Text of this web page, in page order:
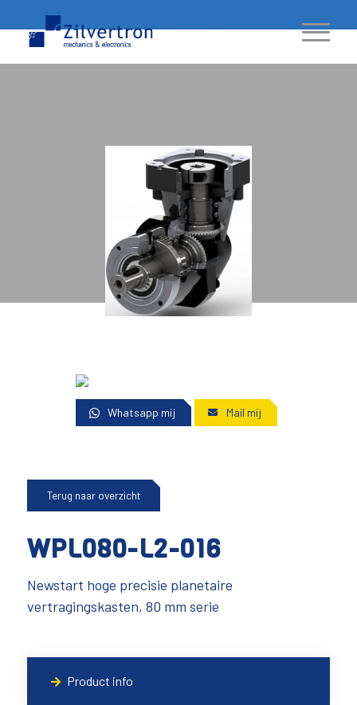
Whatsapp mij Mail mij
Terug naar overzicht
WPL080-L2-016
Newstart hoge precisie planetaire
vertragingskasten, 80 mm serie
Product info